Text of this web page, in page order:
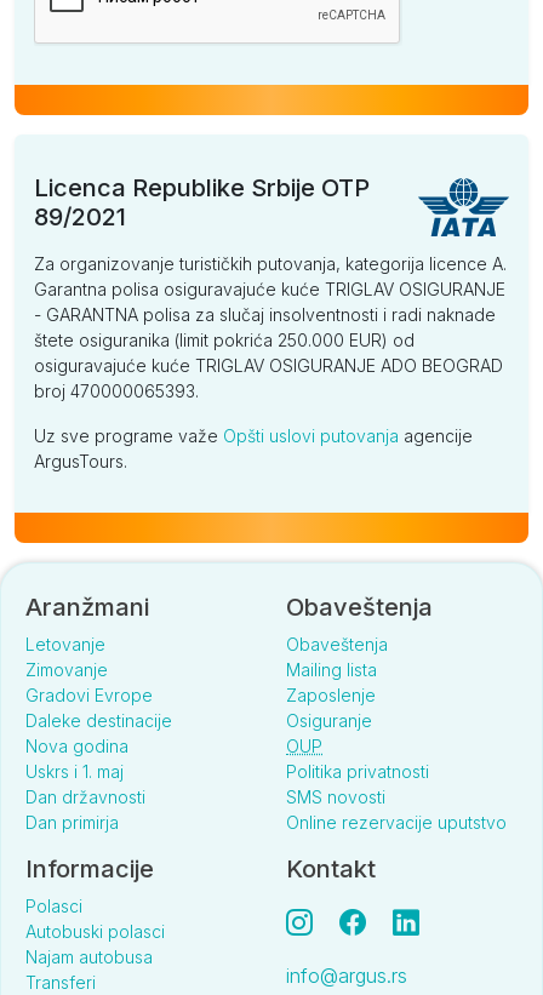
Licenca Republike Srbije OTP
89/2021
Za organizovanje turističkih putovanja, kategorija licence A.
Garantna polisa osiguravajuće kuće TRIGLAV OSIGURANJE
- GARANTNA polisa za slučaj insolventnosti i radi naknade
štete osiguranika (limit pokrića 250.000 EUR) od
osiguravajuće kuće TRIGLAV OSIGURANJE ADO BEOGRAD
broj 470000065393.
Uz sve programe važe Opšti uslovi putovanja agencije
ArgusTours.
Aranžmani
Letovanje
Zimovanje
Gradovi Evrope
Daleke destinacije
Nova godina
Uskrs i 1. maj
Dan državnosti
Dan primirja
Obaveštenja
Obaveštenja
Mailing lista
Zaposlenje
Osiguranje
OUP
Politika privatnosti
SMS novosti
Online rezervacije uputstvo
Informacije
Polasci
Autobuski polasci
Najam autobusa
Transferi
Kontakt
info@argus.rs